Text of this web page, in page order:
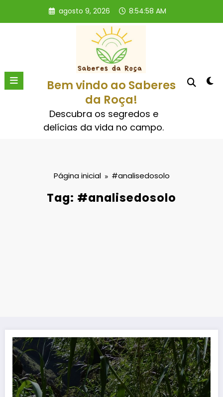
o
agosto 9, 2026 8:54:58 AM
Bem vindo ao Saberes
da Roça!
Descubra os segredos e
delícias da vida no campo.
Página inicial #analisedosolo
Tag: #analisedosolo